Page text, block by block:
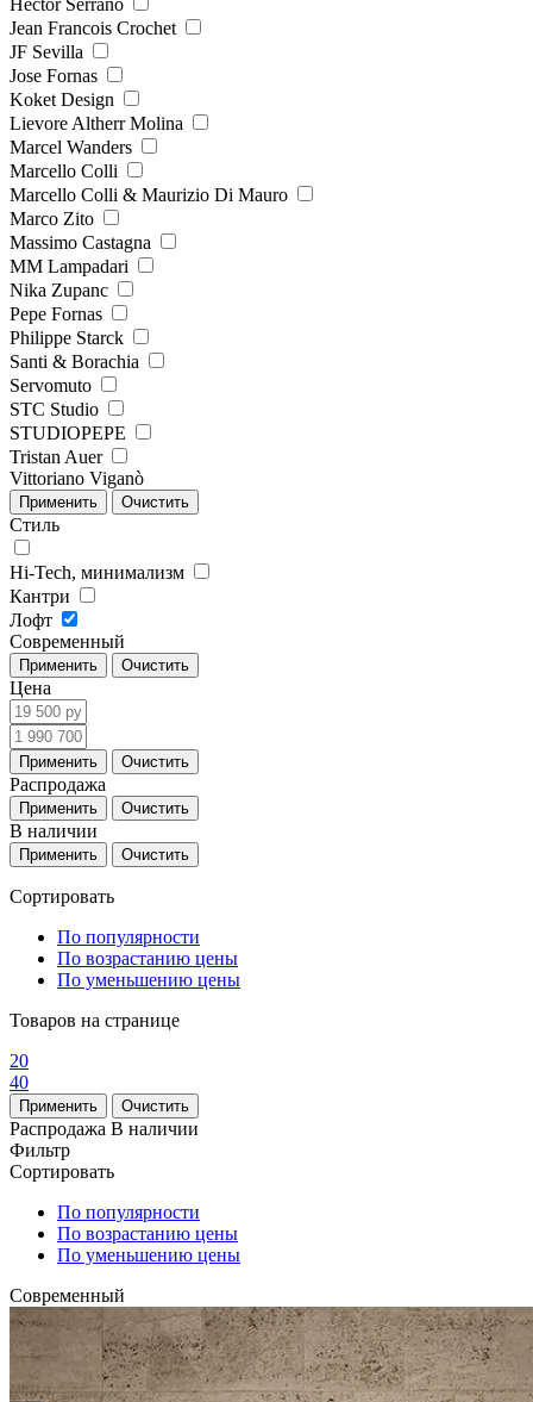
Hector Serrano
Jean Francois Crochet
JF Sevilla
Jose Fornas
Koket Design
Lievore Altherr Molina
Marcel Wanders
Marcello Colli
Marcello Colli & Maurizio Di Mauro
Marco Zito
Massimo Castagna
MM Lampadari
Nika Zupanc
Pepe Fornas
Philippe Starck
Santi & Borachia
Servomuto
STC Studio
STUDIOPEPE
Tristan Auer
Vittoriano Viganò
Стиль
Hi-Tech, минимализм
Кантри
Лофт
Современный
Цена
Распродажа
В наличии
Сортировать
По популярности
По возрастанию цены
По уменьшению цены
Товаров на странице
20
40
Распродажа В наличии
Фильтр
Сортировать
По популярности
По возрастанию цены
По уменьшению цены
Современный